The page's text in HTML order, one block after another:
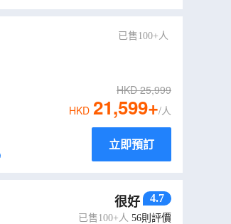
已售100+人
HKD25,999
HKD 21,599+/人
立即預訂
很好 4.7
已售100+人 56則評價